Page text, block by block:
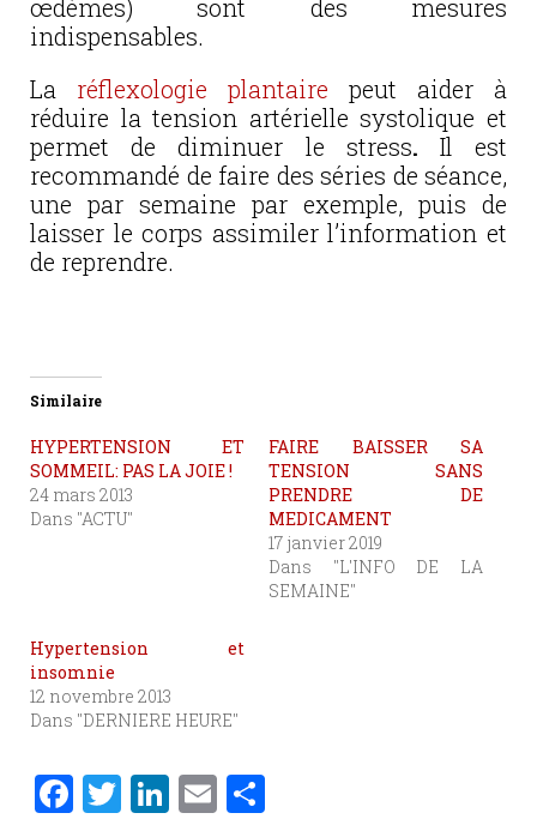
œdèmes) sont des mesures
indispensables.
La réflexologie plantaire peut aider à
réduire la tension artérielle systolique et
permet de diminuer le stress. Il est
recommandé de faire des séries de séance,
une par semaine par exemple, puis de
laisser le corps assimiler l’information et
de reprendre.
Similaire
HYPERTENSION ET
SOMMEIL: PAS LA JOIE !
24 mars 2013
Dans "ACTU"
FAIRE BAISSER SA
TENSION SANS
PRENDRE DE
MEDICAMENT
17 janvier 2019
Dans "L'INFO DE LA
SEMAINE"
Hypertension et
insomnie
12 novembre 2013
Dans "DERNIERE HEURE"
F T Li E